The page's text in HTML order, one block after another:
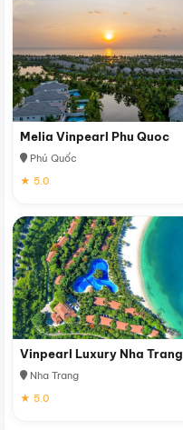
Melia Vinpearl Phu Quoc
Phú Quốc
★ 5.0
Vinpearl Luxury Nha Trang
Nha Trang
★ 5.0